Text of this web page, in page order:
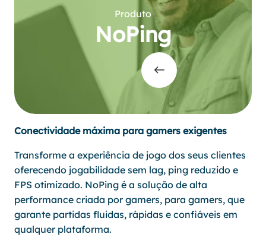
Produto
NoPing
Conectividade máxima para gamers exigentes
Transforme a experiência de jogo dos seus clientes
oferecendo jogabilidade sem lag, ping reduzido e
FPS otimizado. NoPing é a solução de alta
performance criada por gamers, para gamers, que
garante partidas fluidas, rápidas e confiáveis em
qualquer plataforma.